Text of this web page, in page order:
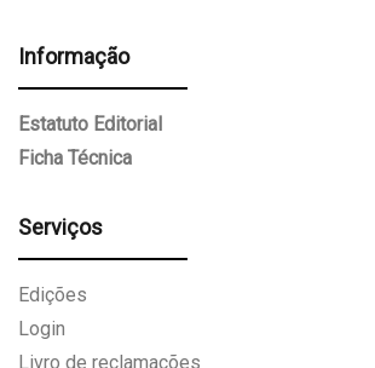
Informação
Estatuto Editorial
Ficha Técnica
Serviços
Edições
Login
Livro de reclamações